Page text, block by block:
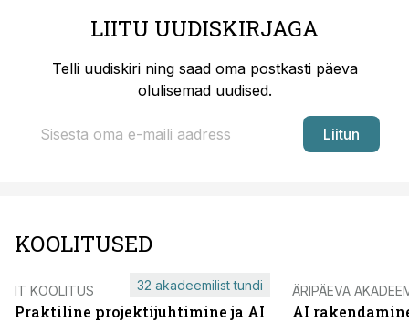
LIITU UUDISKIRJAGA
Telli uudiskiri ning saad oma postkasti päeva
olulisemad uudised.
Liitun
KOOLITUSED
IT KOOLITUS
Praktiline projektijuhtimine ja AI
32 akadeemilist tundi ÄRIPÄEVA
AI